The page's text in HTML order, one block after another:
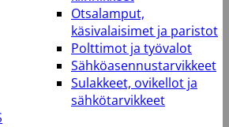
Otsalamput,
käsivalaisimet ja paristot
Polttimot ja työvalot
Sähköasennustarvikkeet
Sulakkeet, ovikellot ja
sähkötarvikkeet